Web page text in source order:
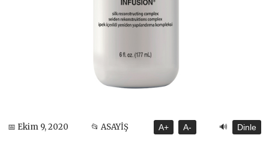
📅 Ekim 9, 2020 📂 ASAYİŞ A+ A- 🔊 Dinle